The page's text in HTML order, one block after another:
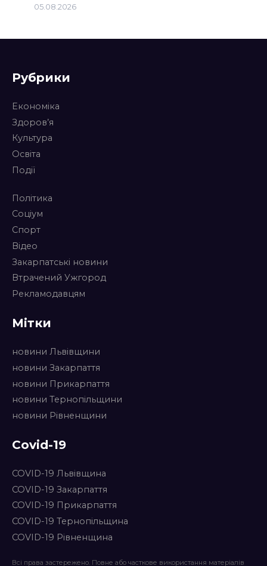
05.08.2026
Рубрики
Економіка
Здоров’я
Культура
Освіта
Події
Політика
Соціум
Спорт
Відео
Закарпатські новини
Втрачений Ужгород
Рекламодавцям
Мітки
новини Львівщини
новини Закарпаття
новини Прикарпаття
новини Тернопільщини
новини Рівненщини
Covid-19
COVID-19 Львівщина
COVID-19 Закарпаття
COVID-19 Прикарпаття
COVID-19 Тернопільщина
COVID-19 Рівненщина
Всі права застережено. Повне або часткове використання матеріалів